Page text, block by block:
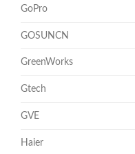
GoPro
GOSUNCN
GreenWorks
Gtech
GVE
Haier